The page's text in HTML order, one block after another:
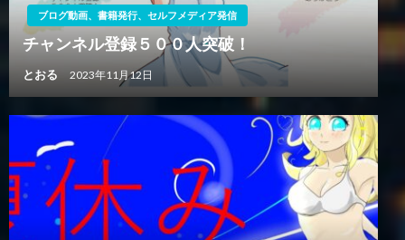
ブログ動画、書籍発行、セルフメディア発信
チャンネル登録５００人突破！
とおる 2023年11月12日